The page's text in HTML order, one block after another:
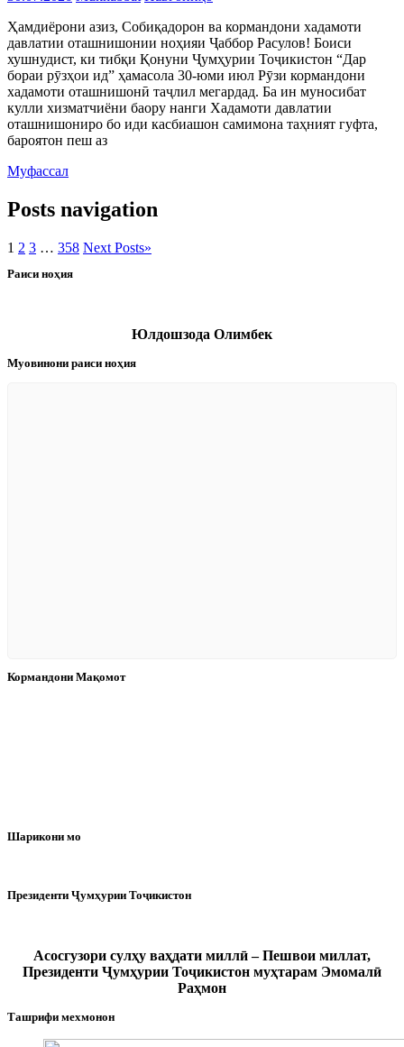
Ҳамдиёрони азиз, Собиқадорон ва кормандони хадамоти
давлатии оташнишонии ноҳияи Ҷаббор Расулов! Боиси
хушнудист, ки тибқи Қонуни Ҷумҳурии Тоҷикистон “Дар
бораи рӯзҳои ид” ҳамасола 30-юми июл Рӯзи кормандони
хадамоти оташнишонӣ таҷлил мегардад. Ба ин муносибат
кулли хизматчиёни баору нанги Хадамоти давлатии
оташнишониро бо иди касбиашон самимона таҳният гуфта,
бароятон пеш аз
Муфассал
Posts navigation
1 2 3 … 358 Next Posts»
Раиси ноҳия
Юлдошзода Олимбек
Муовинони раиси ноҳия
Кормандони Мақомот
Шарикони мо
Президенти Ҷумҳурии Тоҷикистон
Асосгузори сулҳу ваҳдати миллӣ – Пешвои миллат,
Президенти Ҷумҳурии Тоҷикистон муҳтарам Эмомалӣ
Раҳмон
Ташрифи мехмонон